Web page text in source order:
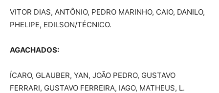
VITOR DIAS, ANTÔNIO, PEDRO MARINHO, CAIO, DANILO,
PHELIPE, EDILSON/TÉCNICO.
AGACHADOS:
ÍCARO, GLAUBER, YAN, JOÃO PEDRO, GUSTAVO
FERRARI, GUSTAVO FERREIRA, IAGO, MATHEUS, L.